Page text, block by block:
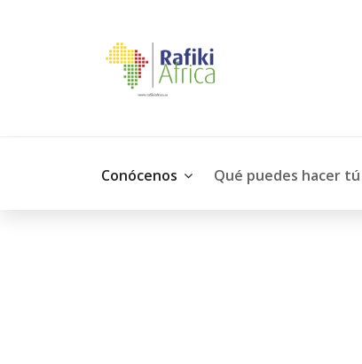
Conócenos Qué puedes hacer tú